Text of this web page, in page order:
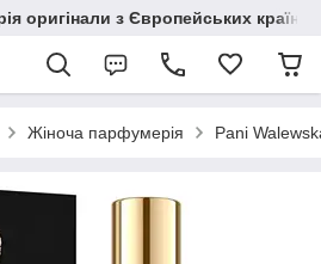
оригінали з Європейських країн
Жіноча парфумерія Pani